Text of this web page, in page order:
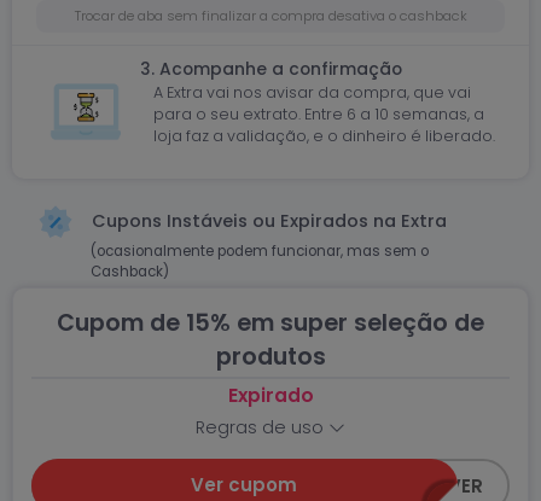
Trocar de aba sem finalizar a compra desativa o cashback
3. Acompanhe a confirmação
A Extra vai nos avisar da compra, que vai
para o seu extrato. Entre 6 a 10 semanas, a
loja faz a validação, e o dinheiro é liberado.
Cupons Instáveis ou Expirados na Extra
(ocasionalmente podem funcionar, mas sem o
Cashback)
Cupom de 15% em super seleção de
produtos
Expirado
Regras de uso
Ver cupom ANIVER